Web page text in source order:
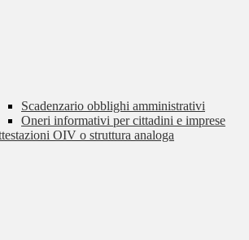
Scadenzario obblighi amministrativi
Oneri informativi per cittadini e imprese
OIV o struttura analoga